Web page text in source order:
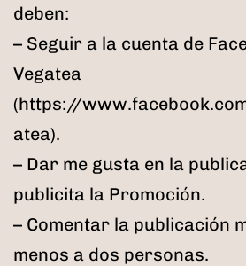
deben:
– Seguir a la cuenta de
Vegatea
(https://
atea).
– Dar me gusta en la
publicita la Promoción.
– Comentar la publicación
menos a dos personas.